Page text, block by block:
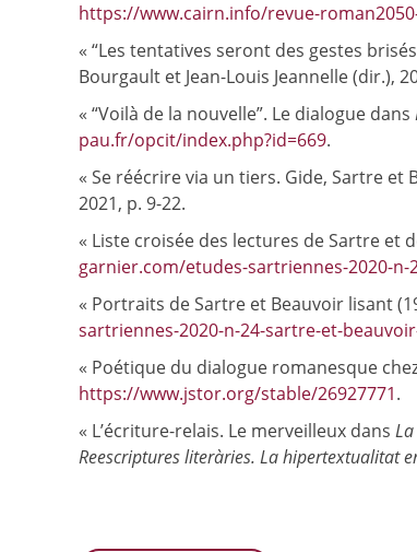
https://www.cairn.info/revue-
« “Les tentatives seront des gestes
Bourgault et Jean-Louis Jeannelle (dir.),
« “Voilà de la nouvelle”. Le dialogue dans
pau.fr/opcit/index.php?id=669.
« Se réécrire via un tiers. Gide, Sartre
2021, p. 9-22.
« Liste croisée des lectures de Sartre et
garnier.com/etudes-sartriennes-2020-
« Portraits de Sartre et Beauvoir lisant
sartriennes-2020-n-24-sartre-et-
« Poétique du dialogue romanesque
https://www.jstor.org/stable/26927771.
« L’écriture-relais. Le merveilleux dans
Reescriptures literàries. La hipertextualitat